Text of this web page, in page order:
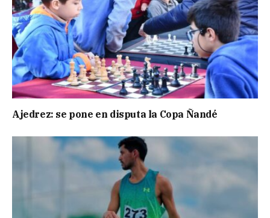
Ajedrez: se pone en disputa la Copa Ñandé